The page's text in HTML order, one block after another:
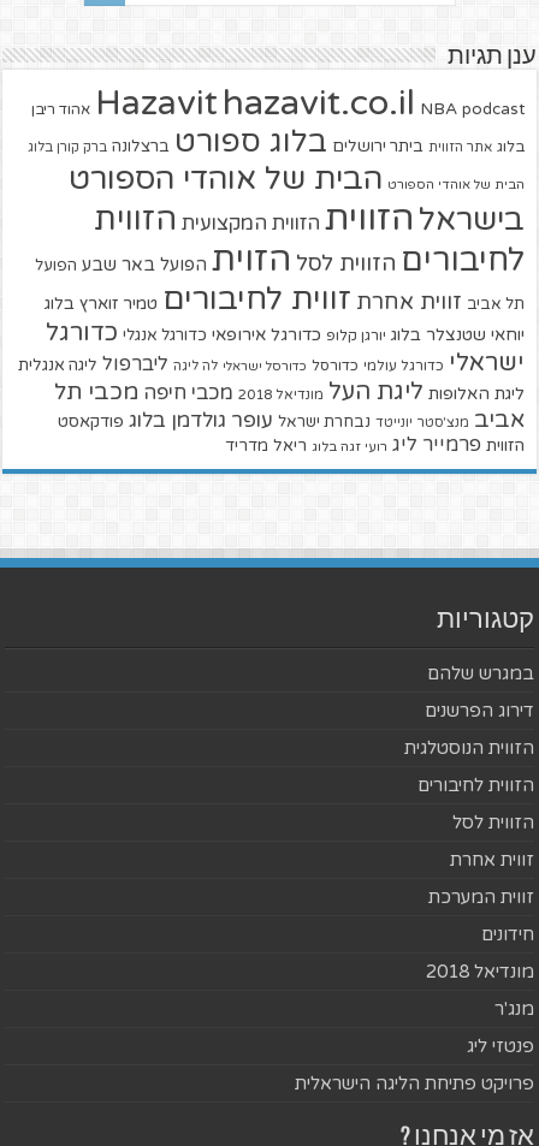
ענן תגיות
Hazavit hazavit.co.il NBA podcast אהוד ריבן
בלוג אתר הזווית ביתר ירושלים בלוג ספורט ברצלונה ברק קורן בלוג
הבית של אוהדי הספורט הבית של אוהדי הספורט
בישראל הזווית הזווית המקצועית הזווית
לחיבורים הזווית לסל הזוית הפועל באר שבע הפועל
תל אביב זווית אחרת זווית לחיבורים טמיר זוארץ בלוג
יוחאי שטנצלר בלוג יורגן קלופ כדורגל אירופאי כדורגל אנגלי כדורגל
ישראלי כדורגל עולמי כדורסל כדורסל ישראלי לה ליגה ליברפול ליגה אנגלית
ליגת האלופות ליגת העל מונדיאל 2018 מכבי חיפה מכבי תל
אביב מנצ'סטר יונייטד נבחרת ישראל עופר גולדמן בלוג פודקאסט
הזווית פרמייר ליג רועי זגה בלוג ריאל מדריד
קטגוריות
במגרש שלהם
דירוג הפרשנים
הזווית הנוסטלגית
הזווית לחיבורים
הזווית לסל
זווית אחרת
זווית המערכת
חידונים
מונדיאל 2018
מנג'ר
פנטזי ליג
פרויקט פתיחת הליגה הישראלית
אז מי אנחנו ?